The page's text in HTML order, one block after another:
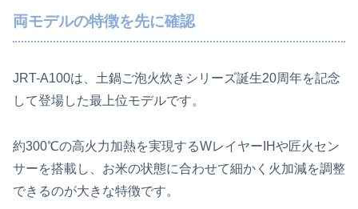
両モデルの特徴を先に確認
JRT-A100は、土鍋ご泡火炊きシリーズ誕生20周年を記念
して登場した最上位モデルです。
約300℃の高火力加熱を実現するWレイヤーIHや匠火セン
サーを搭載し、お米の状態に合わせて細かく火加減を調整
できるのが大きな特徴です。